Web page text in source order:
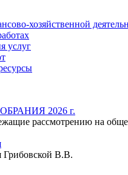
хозяйственной
услуг
2026 г.
рассмотрению на
Грибовской В.В.